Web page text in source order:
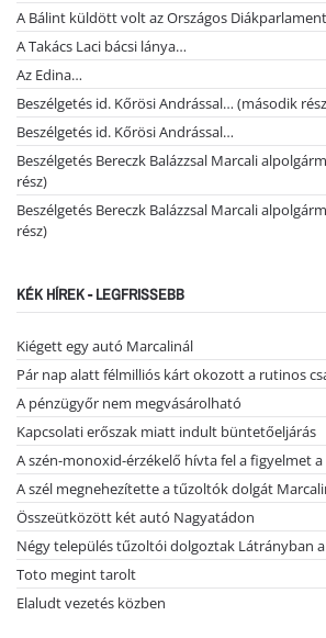
A Bálint küldött volt az Országos
A Takács Laci bácsi lánya…
Az Edina…
Beszélgetés id. Kőrösi Andrással… (második
Beszélgetés id. Kőrösi Andrással…
Beszélgetés Bereczk Balázzsal Marcali
rész)
Beszélgetés Bereczk Balázzsal Marcali
rész)
KÉK HÍREK - LEGFRISSEBB
Kiégett egy autó Marcalinál
Pár nap alatt félmilliós kárt okozott a rutinos
A pénzügyőr nem megvásárolható
Kapcsolati erőszak miatt indult büntetőeljárás
A szén-monoxid-érzékelő hívta fel a figyelmet
A szél megnehezítette a tűzoltók dolgát
Összeütközött két autó Nagyatádon
Négy település tűzoltói dolgoztak Látrányban
Toto megint tarolt
Elaludt vezetés közben